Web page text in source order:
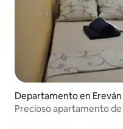
Departamento en Ereván
Precioso apartamento